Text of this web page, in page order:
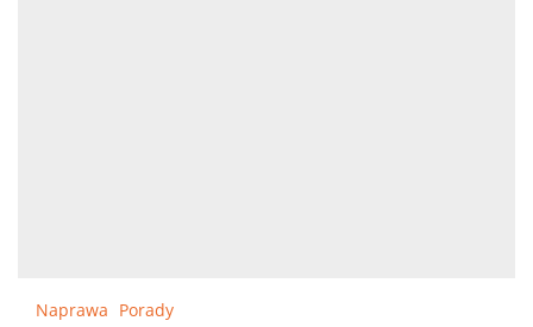
Naprawa Porady